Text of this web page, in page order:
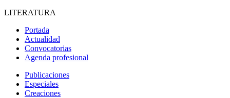
LITERATURA
Portada
Actualidad
Convocatorias
Agenda profesional
Publicaciones
Especiales
Creaciones